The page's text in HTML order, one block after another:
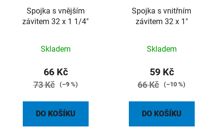
Spojka s vnějším
závitem 32 x 1 1/4"
Skladem
66 Kč
73 Kč (–9 %)
DO KOŠÍKU
Spojka s vnitřním
závitem 32 x 1"
Skladem
59 Kč
66 Kč (–10 %)
DO KOŠÍKU